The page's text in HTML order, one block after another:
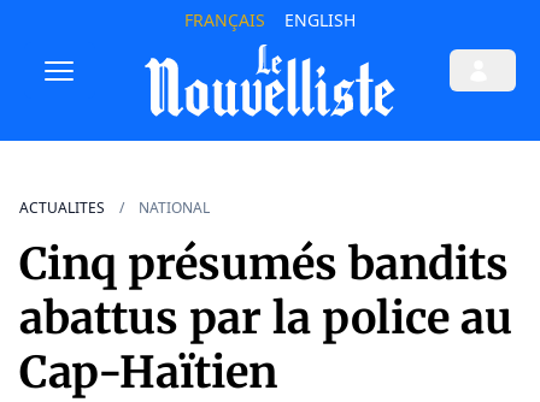
FRANÇAIS ENGLISH
ACTUALITES NATIONAL
Cinq présumés bandits
abattus par la police au
Cap-Haïtien